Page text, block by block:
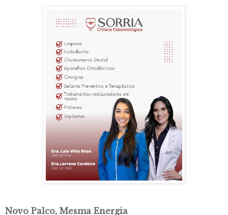
Novo Palco, Mesma Energia